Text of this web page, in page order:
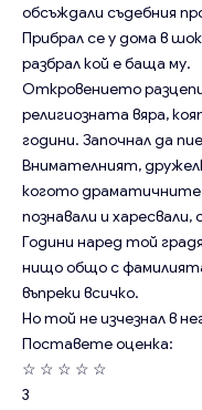
обсъждали съдебния
Прибрал се у дома в
разбрал кой е баща му.
Откровението
религиозната вяра,
години. Започнал да
Внимателният,
когото драматичните
познавали и
Години наред той
нищо общо с
въпреки всичко.
Но той не изчезнал в
Поставете оценка:
☆ ☆ ☆ ☆ ☆
3